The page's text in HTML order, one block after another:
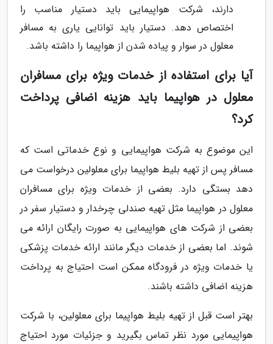
دارند، شرکت هواپیمایی باید دستیار مناسب را
اختصاص دهد. دستیار باید توانایی یاری به مسافر
معلول در سوار و پیاده شدن از هواپیما را داشته باشد.
آیا برای استفاده از خدمات ویژه برای مسافران
معلول در هواپیما باید هزینه اضافی پرداخت
کرد؟
این موضوع به شرکت هواپیمایی و نوع خدماتی است که
مسافر پس از تهیه بلیط هواپیما برای معلولین درخواست می
دهد بستگی دارد. بعضی از خدمات ویژه برای مسافران
معلول در هواپیما مثل تهیه صندلی چرخدار و دستیار سفر در
بعضی از شرکت های هواپیمایی به صورت رایگان ارائه می
شوند. اما بعضی از خدمات دیگر مانند ارائه خدمات پزشکی
یا خدمات ویژه در فرودگاه ممکن است احتیاج به پرداخت
هزینه اضافی داشته باشند.
بهتر است قبل از تهیه بلیط هواپیما برای معلولین، با شرکت
هواپیمایی مورد نظر تماس بگیرید و جزئیات مورد احتیاج